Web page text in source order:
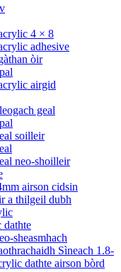
4 × 8
adhesive
òir
airgid
geal
soilleir
neo-shoilleir
airson cidsin
a thilgeil dubh
dathte
sheasmhach
Sìneach 1.8-
dathte airson bòrd